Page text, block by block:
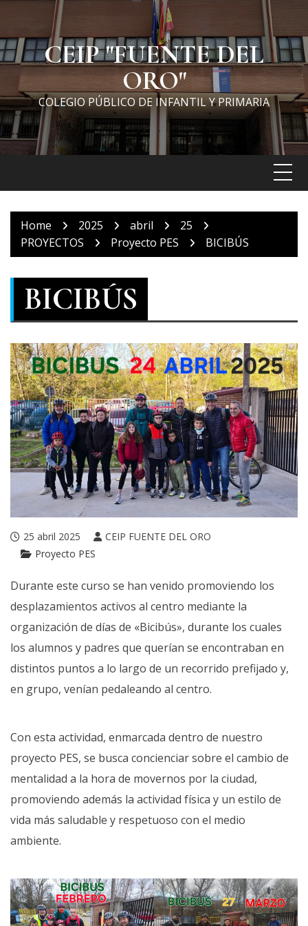
content CEIP "FUENTE DEL
ORO"
COLEGIO PÚBLICO DE INFANTIL Y PRIMARIA
Home 2025 abril
25
PROYECTOS
Proyecto PES BICIBÚS
BICIBÚS
25 abril 2025
CEIP FUENTE DEL ORO
Proyecto PES
Durante este curso se han venido promoviendo los
desplazamientos activos al centro mediante la
organización de días de «Bicibús», durante los cuales
los alumnos y padres que querían se encontraban en
distintos puntos a lo largo de un recorrido prefijado y,
en grupo, venían pedaleando al centro.
Con esta actividad, enmarcada dentro de nuestro
proyecto PES, se busca concienciar sobre el cambio de
mentalidad a la hora de movernos por la ciudad,
promoviendo además la actividad física y un estilo de
vida más saludable y respetuoso con el medio
ambiente.